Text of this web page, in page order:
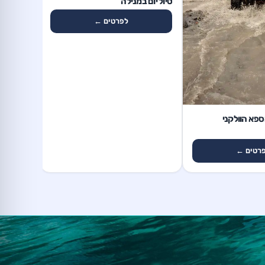
הוולקני
←
לפרטים ←